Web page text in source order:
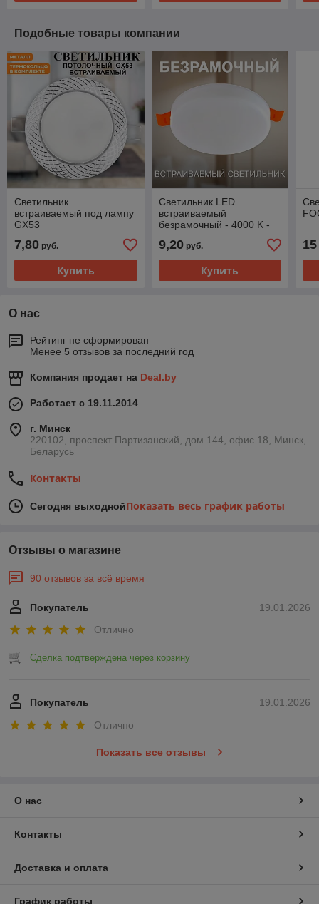
Подобные товары компании
Светильник
встраиваемый под лампу
GX53
7,80 руб.
Купить
Cветильник LED
встраиваемый
безрамочный - 4000 K -
9,20руб.
Купить
15
О нас
Рейтинг не сформирован
Менее 5 отзывов за последний год
Компания продает на Deal.by
Работает с 19.11.2014
г. Минск
220102, проспект Партизанский, дом 144, офис 18, Минск,
Беларусь
Контакты
Сегодня выходнойПоказать весь график работы
Отзывы о магазине
90 отзывов за всё время
19.01.2026
Покупатель
Отлично
Сделка подтверждена через корзину
19.01.2026
Покупатель
Отлично
Показать все отзывы
О нас
Контакты
Доставка и оплата
График работы